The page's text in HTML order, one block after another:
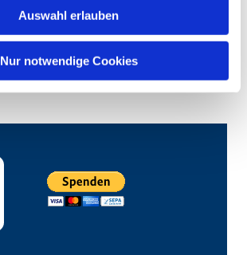
Auswahl erlauben
Nur notwendige Cookies